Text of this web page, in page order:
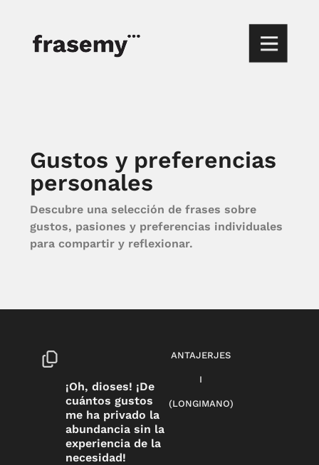
Gustos y preferencias
personales
Descubre una selección de frases sobre
gustos, pasiones y preferencias individuales
para compartir y reflexionar.
¡Oh, dioses! ¡De
cuántos gustos
me ha privado la
abundancia sin la
experiencia de la
necesidad!
ANTAJERJES
I
(LONGIMANO)